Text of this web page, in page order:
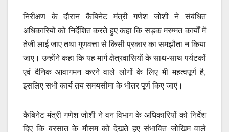
निरीक्षण के दौरान कैबिनेट मंत्री गणेश जोशी ने संबंधित
अधिकारियों को निर्देशित करते हुए कहा कि सड़क मरम्मत कार्यों में
तेजी लाई जाए तथा गुणवत्ता से किसी प्रकार का समझौता न किया
जाए। उन्होंने कहा कि यह मार्ग क्षेत्रवासियों के साथ-साथ पर्यटकों
एवं दैनिक आवागमन करने वाले लोगों के लिए भी महत्वपूर्ण है,
इसलिए सभी कार्य तय समयसीमा के भीतर पूर्ण किए जाएं।
कैबिनेट मंत्री गणेश जोशी ने वन विभाग के अधिकारियों को निर्देश
दिए कि बरसात के मौसम को देखते हुए संभावित जोखिम वाले